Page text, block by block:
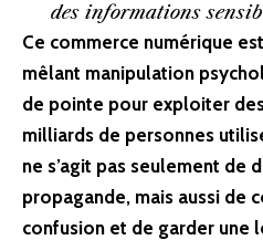
des informations
Ce commerce numérique
mêlant manipulation
de pointe pour exploiter
milliards de personnes
ne s’agit pas seulement de
propagande, mais aussi de
confusion et de garder une